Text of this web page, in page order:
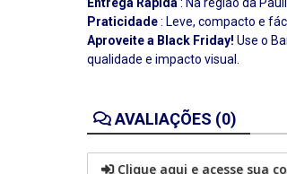
Praticidade: Leve, compacto e
Aproveite a Black Friday! Use o
qualidade e impacto visual.
AVALIAÇÕES (0)
Clique aqui e acesse sua